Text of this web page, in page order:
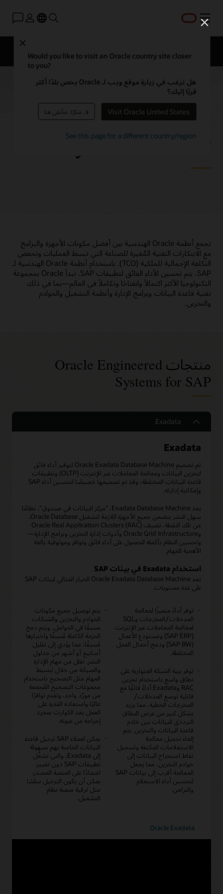
القائمة
Would you like to visit an Oracle country site closer
to you?
هل ترغب في زيارة موقع ويب لـ Oracle يخص بلدًا أكثر
قربًا إليك؟
Visit Oracle United States لا، شكرًا، سأبقى هنا
See this page for a different country/region
Oracle Engineered
Systems for SAP
تجمع أنظمة Oracle الهندسية بين أفضل مكونات الأجهزة والبرامج
مع الابتكارات التقنية المُغيرة للصناعة التي تبسط العمليات وتخفض
التكلفة الإجمالية للملكية (TCO). باستخدام أنظمة Oracle الهندسية لـ
SAP، يتم تحسين الأداء الفائق لتطبيقات SAP. تبدأ Oracle بمجموعة
التكنولوجيا الأكثر اكتمالاً وانفتاحًا وتكاملاً في العالم—بما في ذلك
تقنية قاعدة البيانات وبرامج الإدارة وأنظمة التشغيل والخوادم
والتخزين.
منتجات Oracle Engineered
Systems for SAP
Exadata
Exadata
تم تصميم Oracle Exadata Database Machine لتوفير أداء فائق
لتخزين البيانات ومعالجة المعاملات عبر الإنترنت (OLTP) وتطبيقات
قاعدة البيانات المختلطة، وقد تم تصميمها خصيصًا لتحسين أداء SAP
وإمكانية إدارته.
يعد Exadata Database Machine، "مركز البيانات في صندوق"، نظامًا
سهل النشر يتضمن جميع الأجهزة اللازمة لتشغيل Oracle Database.
من تلك النقطة، تضيف Oracle Real Application Clusters (RAC)
وOracle Grid Infrastructure وأدوات إدارة التخزين وبرامج الإدارة—
وتحسين النظام بأكمله للحصول على أداء فائق وتوافر وموثوقية بالغة
الأهمية للمهام.
استخدام Exadata في بيئات SAP
تعد Oracle Exadata Database Machine الخيار المثالي لبيئات SAP
على عدة مستويات.
توفر أداءً متميزًا لمعالجة
المدخلات/المخرجات وSQL
لمعالجة المعاملات عبر الإنترنت
(SAP ERP) ومستودع الأعمال
(SAP BW) ودمج أحمال العمل
المختلطة.
توفر بنية الشبكة المتوازية على
نطاق واسع باستخدام تخزين
RAC وExadata أداءً فائقًا مع
قابلية توسع المدخلات/
المخرجات الخطية، مما يزيد
بشكل كبير من عرض النطاق
الترددي للبيانات بين خادم
قاعدة البيانات والتخزين. يتم
إلغاء تحميل معالجة
الاستعلامات المكثفة وتسجيل
نقاط استخراج البيانات إلى
خوادم التخزين، مما يجعل
المعالجة أقرب إلى بيانات SAP
لتحسين أداء الاستعلام
والتزامن.
يتم توصيل جميع مكونات
الخوادم والتخزين والشبكات
مسبقًا في الحوامل، ويتم دمج
الحزمة الكاملة مُسبقًا واختبارها
مُسبقًا، مما يؤدي إلى تقليل
أسابيع أو أشهر من جداول
النشر. تقلل من مهام الإدارة
والصيانة من خلال تبسيط
المهام مثل التصحيح باستخدام
مجموعات التصحيح المُجمعة
من مورّد واحد، وتقدم توافرًا
عاليًا واستعادة القدرة على
العمل بعد الكوارث بمجرد
إخراجه من عبوته.
يمكن لعملاء SAP ترحيل قاعدة
البيانات الخاصة بهم بسهولة
إلى Exadata، والتي تشغّل
تطبيقات SAP دون تغيير.
اعتمادًا على المنصة المصدر،
يمكن أن يكون الترحيل سلسًا
مثل ترقية منصة نظام
التشغيل.
Oracle Exadata